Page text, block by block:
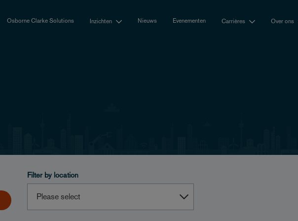
Osborne Clarke Solutions Inzichten Nieuws Evenementen Carrières Over ons
Filter by location